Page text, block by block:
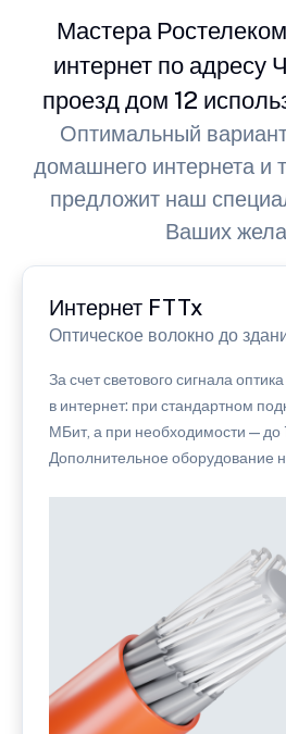
Мастера
интернет по адресу
проезд дом 12
Оптимальный
домашнего интернета и
предложит наш
Ваших
Интернет FTTx
Оптическое волокно до
За счет светового сигнала
в интернет: при стандартном
МБит, а при необходимости — до
Дополнительное оборудование